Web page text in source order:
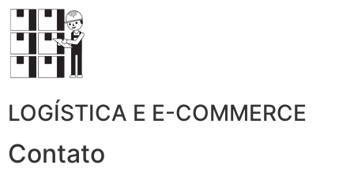
LOGÍSTICA E E-COMMERCE
Contato